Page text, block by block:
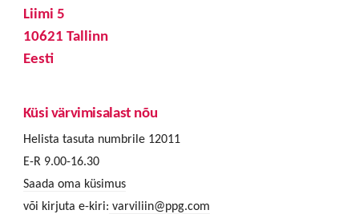
Liimi 5
10621 Tallinn
Eesti
Küsi värvimisalast nõu
Helista tasuta numbrile 12011
E-R 9.00-16.30
Saada oma küsimus
või kirjuta e-kiri: varviliin@ppg.com